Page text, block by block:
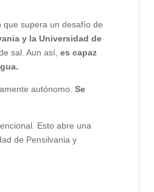
que supera un desafío de
y la Universidad de
sal. Aun así,es capaz
autónomo.Se
Esto abre una
de Pensilvania y